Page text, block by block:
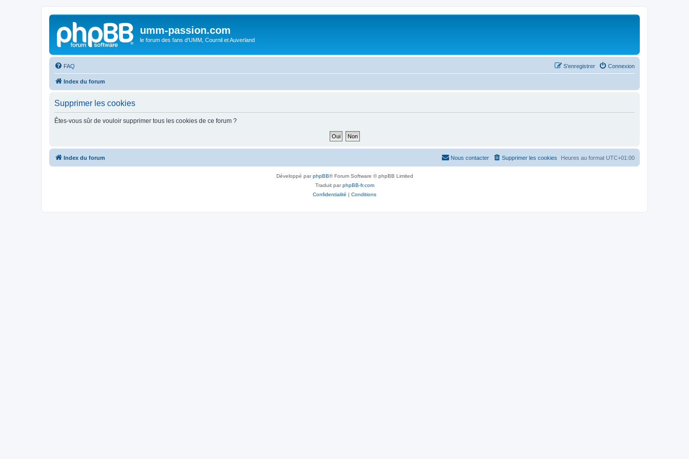
umm-passion.com
le forum des fans d'UMM, Cournil et Auverland
FAQ Connexion
S’enregistrer
Index du forum
Supprimer les cookies
Êtes-vous sûr de vouloir supprimer tous les cookies de ce forum ?
Index du forum Heures au format UTC+01:00
Supprimer les cookies
Nous contacter
Développé parphpBB® Forum Software © phpBB Limited
Traduit parphpBB-fr.com
Confidentialité | Conditions